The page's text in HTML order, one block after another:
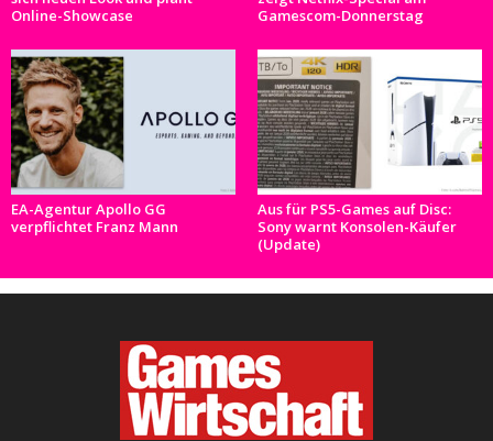
Online-Showcase
Gamescom-Donnerstag
EA-Agentur Apollo GG
verpflichtet Franz Mann
Aus für PS5-Games auf Disc:
Sony warnt Konsolen-Käufer
(Update)